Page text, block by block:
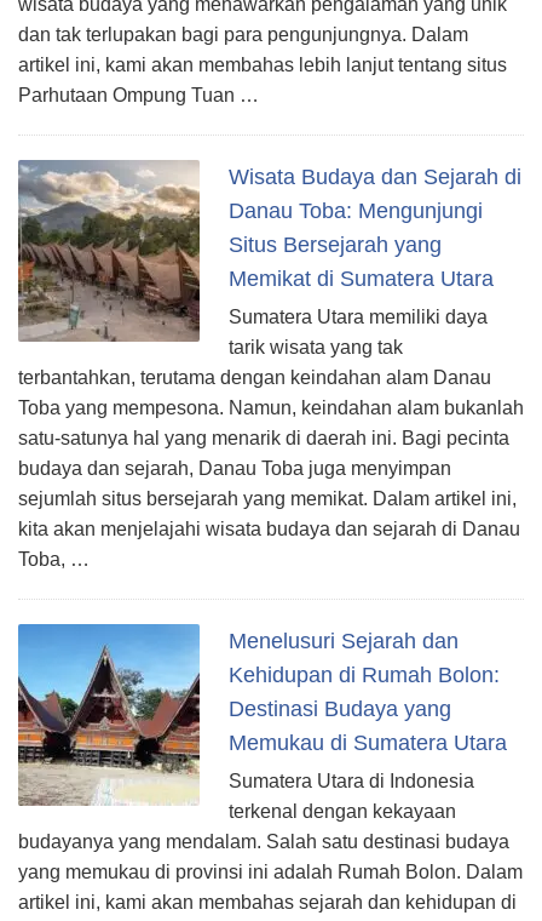
wisata budaya yang menawarkan pengalaman yang unik
dan tak terlupakan bagi para pengunjungnya. Dalam
artikel ini, kami akan membahas lebih lanjut tentang situs
Parhutaan Ompung Tuan …
Wisata Budaya dan Sejarah di
Danau Toba: Mengunjungi
Situs Bersejarah yang
Memikat di Sumatera Utara
Sumatera Utara memiliki daya
tarik wisata yang tak
terbantahkan, terutama dengan keindahan alam Danau
Toba yang mempesona. Namun, keindahan alam bukanlah
satu-satunya hal yang menarik di daerah ini. Bagi pecinta
budaya dan sejarah, Danau Toba juga menyimpan
sejumlah situs bersejarah yang memikat. Dalam artikel ini,
kita akan menjelajahi wisata budaya dan sejarah di Danau
Toba, …
Menelusuri Sejarah dan
Kehidupan di Rumah Bolon:
Destinasi Budaya yang
Memukau di Sumatera Utara
Sumatera Utara di Indonesia
terkenal dengan kekayaan
budayanya yang mendalam. Salah satu destinasi budaya
yang memukau di provinsi ini adalah Rumah Bolon. Dalam
artikel ini, kami akan membahas sejarah dan kehidupan di